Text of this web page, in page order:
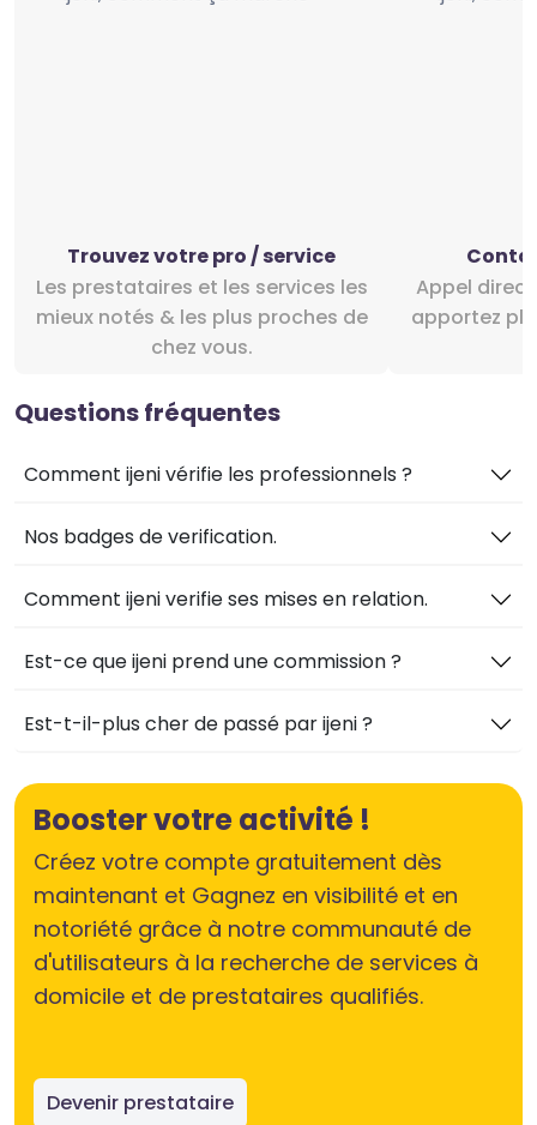
Trouvez votre pro / service
Les prestataires et les services les
mieux notés & les plus proches de
chez vous.
Appel direct ou le chat intégré et
apportez
Questions fréquentes
Comment ijeni vérifie les professionnels ?
Nos badges de verification.
Comment ijeni verifie ses mises en relation.
Est-ce que ijeni prend une commission ?
Est-t-il-plus cher de passé par ijeni ?
Booster votre activité !
Créez votre compte gratuitement dès
maintenant et Gagnez en visibilité et en
notoriété grâce à notre communauté de
d'utilisateurs à la recherche de services à
domicile et de prestataires qualifiés.
Devenir prestataire